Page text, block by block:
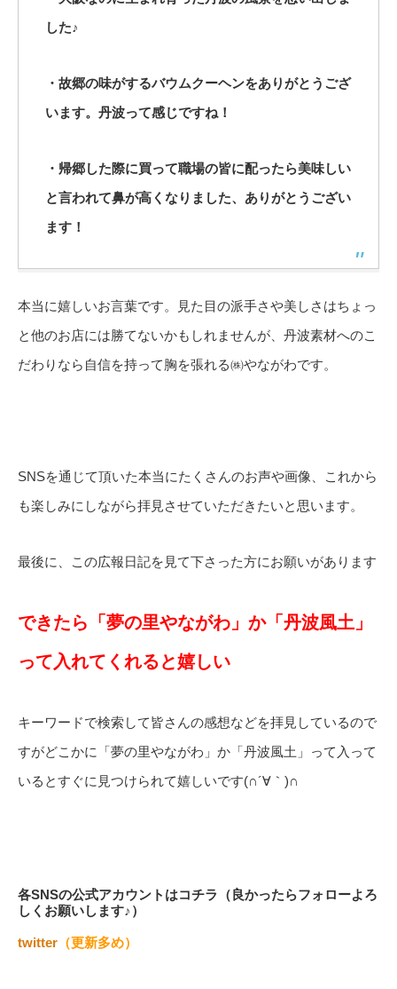
した♪
・故郷の味がするバウムクーヘンをありがとうござ
います。丹波って感じですね！
・帰郷した際に買って職場の皆に配ったら美味しい
と言われて鼻が高くなりました、ありがとうござい
ます！
本当に嬉しいお言葉です。見た目の派手さや美しさはちょっ
と他のお店には勝てないかもしれませんが、丹波素材へのこ
だわりなら自信を持って胸を張れる㈱やながわです。
SNSを通じて頂いた本当にたくさんのお声や画像、これから
も楽しみにしながら拝見させていただきたいと思います。
最後に、この広報日記を見て下さった方にお願いがあります
できたら「夢の里やながわ」か「丹波風土」
って入れてくれると嬉しい
キーワードで検索して皆さんの感想などを拝見しているので
すがどこかに「夢の里やながわ」か「丹波風土」って入って
いるとすぐに見つけられて嬉しいです(∩´∀｀)∩
各SNSの公式アカウントはコチラ（良かったらフォローよろ
しくお願いします♪）
twitter （更新多め）